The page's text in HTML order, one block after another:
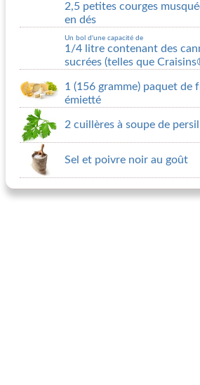
2,5 petites courges
en dés
Un bol d'une capacité de
1/4 litre contenant des
sucrées (telles que
1 (156 gramme) paquet de
émietté
2 cuillères à soupe de
Sel et poivre noir au goût